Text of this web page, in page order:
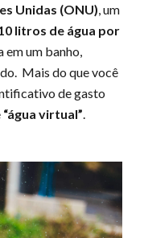
Unidas (ONU), um
litros de água por
em um banho,
Mais do que você
de gasto
“água virtual”.